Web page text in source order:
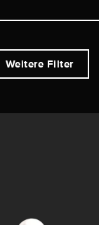
Weitere Filter